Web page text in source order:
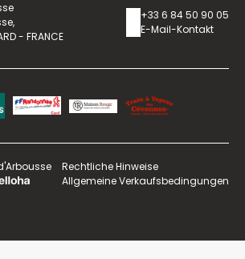
- FRANCE
+33 6 84 50 90 05
E-Mail-Kontakt
Rechtliche Hinweise
Allgemeine Verkaufsbedingungen